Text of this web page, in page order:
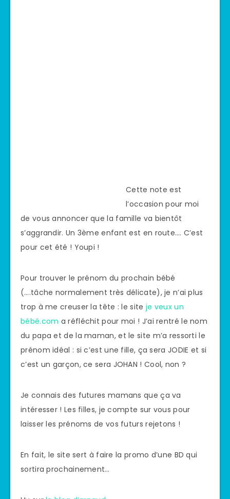
Cette note est
l’occasion pour moi
de vous annoncer que la famille va bientôt
s’aggrandir. Un 3ème enfant est en route…. C’est
pour cet été ! Youpi !
Pour trouver le prénom du prochain bébé
(….tâche normalement très délicate), je n’ai plus
trop à me creuser la tête : le site je veux un
bébé.com a réfléchit pour moi ! J’ai rentré le nom
du papa et de la maman, et le site m’a ressorti le
prénom idéal : si c’est une fille, ça sera JODIE et si
c’est un garçon, ce sera JOHAN ! Cool, non ?
Je connais des futures mamans que ça va
intéresser ! Les filles, je compte sur vous pour
laisser les prénoms de vos futurs rejetons !
En fait, le site sert à faire la promo d’une BD qui
sortira prochainement…